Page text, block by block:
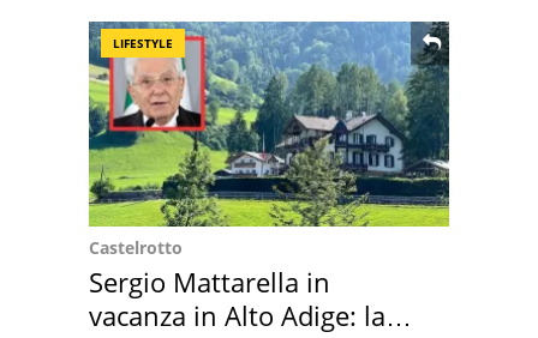
LIFESTYLE
Castelrotto
Sergio Mattarella in
vacanza in Alto Adige: la